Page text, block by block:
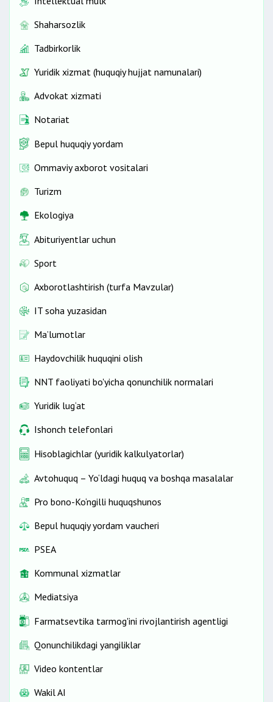
Shaharsozlik
Tadbirkorlik
Yuridik xizmat (huquqiy hujjat namunalari)
Advokat xizmati
Notariat
Bepul huquqiy yordam
Ommaviy axborot vositalari
Turizm
Ekologiya
Abituriyentlar uchun
Sport
Axborotlashtirish (turfa Mavzular)
IT soha yuzasidan
Ma’lumotlar
Haydovchilik huquqini olish
NNT faoliyati bo'yicha qonunchilik normalari
Yuridik lug‘at
Ishonch telefonlari
Hisoblagichlar (yuridik kalkulyatorlar)
Avtohuquq – Yo‘ldagi huquq va boshqa masalalar
Pro bono-Ko‘ngilli huquqshunos
Bepul huquqiy yordam vaucheri
PSEA
Kommunal xizmatlar
Mediatsiya
Farmatsevtika tarmog'ini rivojlantirish agentligi
Qonunchilikdagi yangiliklar
Video kontentlar
Wakil AI